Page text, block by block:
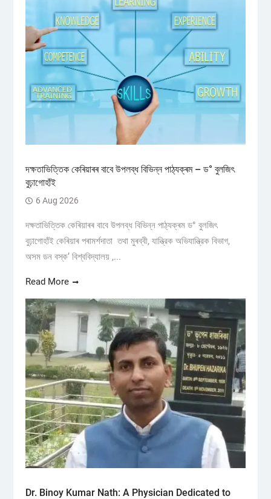
দক্ষতাভিত্তিক কেৰিয়াৰৰ বাবে উপলব্ধ বিভিন্ন পাঠ্যক্ৰম – ড° বুলজিৎ
বুঢ়াগোহাঁই
6 Aug 2026
দক্ষতাভিত্তিক কেৰিয়াৰৰ বাবে উপলব্ধ বিভিন্ন পাঠ্যক্ৰম ড° বুলজিৎ
বুঢ়াগোহাঁই কেৰিয়াৰ পৰামৰ্শদাতা তথা মুৰব্বী, যান্ত্রিক অভিযান্ত্রিক বিভাগ,
অসম ডন বস্ক’ বিশ্ববিদ্যালয় ,...
Read More
Dr. Binoy Kumar Nath: A Physician Dedicated to